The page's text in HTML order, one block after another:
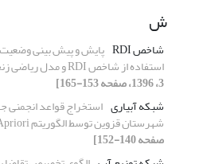
ش
شاخص RDI پایش و پیش بینی
استفاده از شاخص RDI و مدل ریاضی زنجیره مارکوف
3، 1396، صفحه 153-165]
شبکه آبیاری استخراج قواعد انجمنی
شهرستان قزوین توسط الگوریتم Apriori
صفحه 140-152]